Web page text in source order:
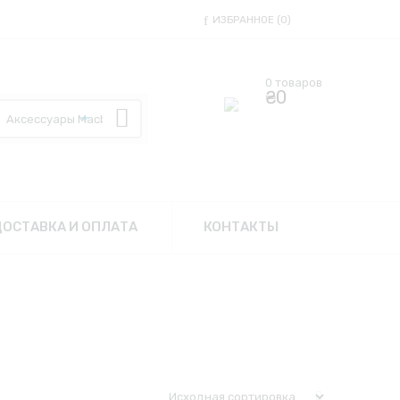
ИЗБРАННОЕ 0
0 товаров
₴0
И ОПЛАТА КОНТАКТЫ